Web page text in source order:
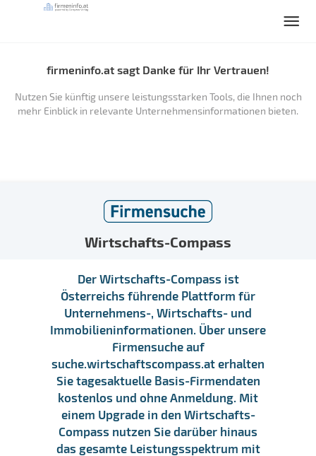
firmeninfo.at sagt Danke für Ihr Vertrauen!
Nutzen Sie künftig unsere leistungsstarken Tools, die Ihnen noch
mehr Einblick in relevante Unternehmensinformationen bieten.
Wirtschafts-Compass
Der Wirtschafts-Compass ist
Österreichs führende Plattform für
Unternehmens-, Wirtschafts- und
Immobilieninformationen. Über unsere
Firmensuche auf
suche.wirtschaftscompass.at erhalten
Sie tagesaktuelle Basis-Firmendaten
kostenlos und ohne Anmeldung. Mit
einem Upgrade in den Wirtschafts-
Compass nutzen Sie darüber hinaus
das gesamte Leistungsspektrum mit